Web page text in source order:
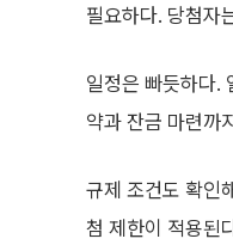
필요하다. 당첨자
일정은 빠듯하다.
약과 잔금 마련까
규제 조건도 확인
첨 제한이 적용된